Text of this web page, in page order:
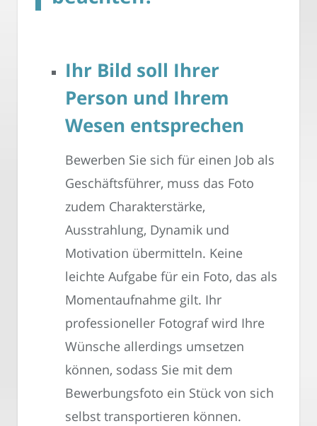
Ihr Bild soll Ihrer
Person und Ihrem
Wesen entsprechen
Bewerben Sie sich für einen Job als
Geschäftsführer, muss das Foto
zudem Charakterstärke,
Ausstrahlung, Dynamik und
Motivation übermitteln. Keine
leichte Aufgabe für ein Foto, das als
Momentaufnahme gilt. Ihr
professioneller Fotograf wird Ihre
Wünsche allerdings umsetzen
können, sodass Sie mit dem
Bewerbungsfoto ein Stück von sich
selbst transportieren können.